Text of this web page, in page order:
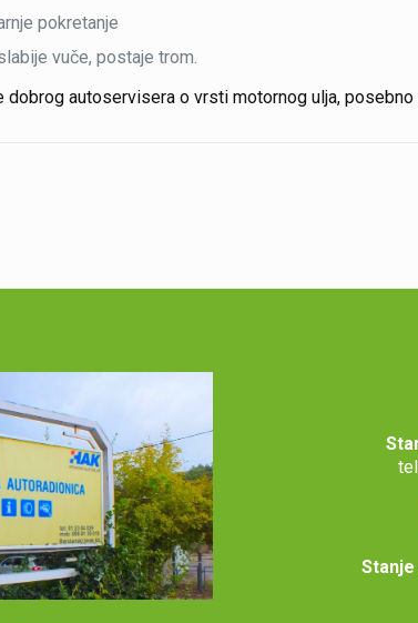
pokretanje
vuče, postaje trom.
autoservisera o vrsti motornog ulja, posebno